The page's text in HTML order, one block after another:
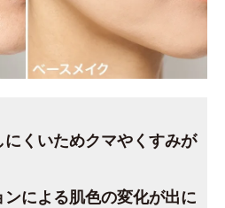
にくいためクマやくすみが
ンによる肌色の変化が出に